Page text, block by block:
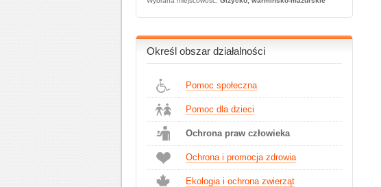
Określ obszar działalności
Pomoc społeczna
Pomoc dla dzieci
Ochrona praw człowieka
Ochrona i promocja zdrowia
Ekologia i ochrona zwierząt